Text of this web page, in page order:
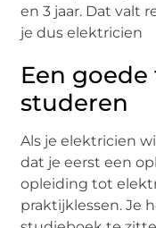
en 3 jaar. Dat valt
je dus elektricien
Een
studeren
Als je elektricien
dat je eerst een
opleiding tot
praktijklessen. Je